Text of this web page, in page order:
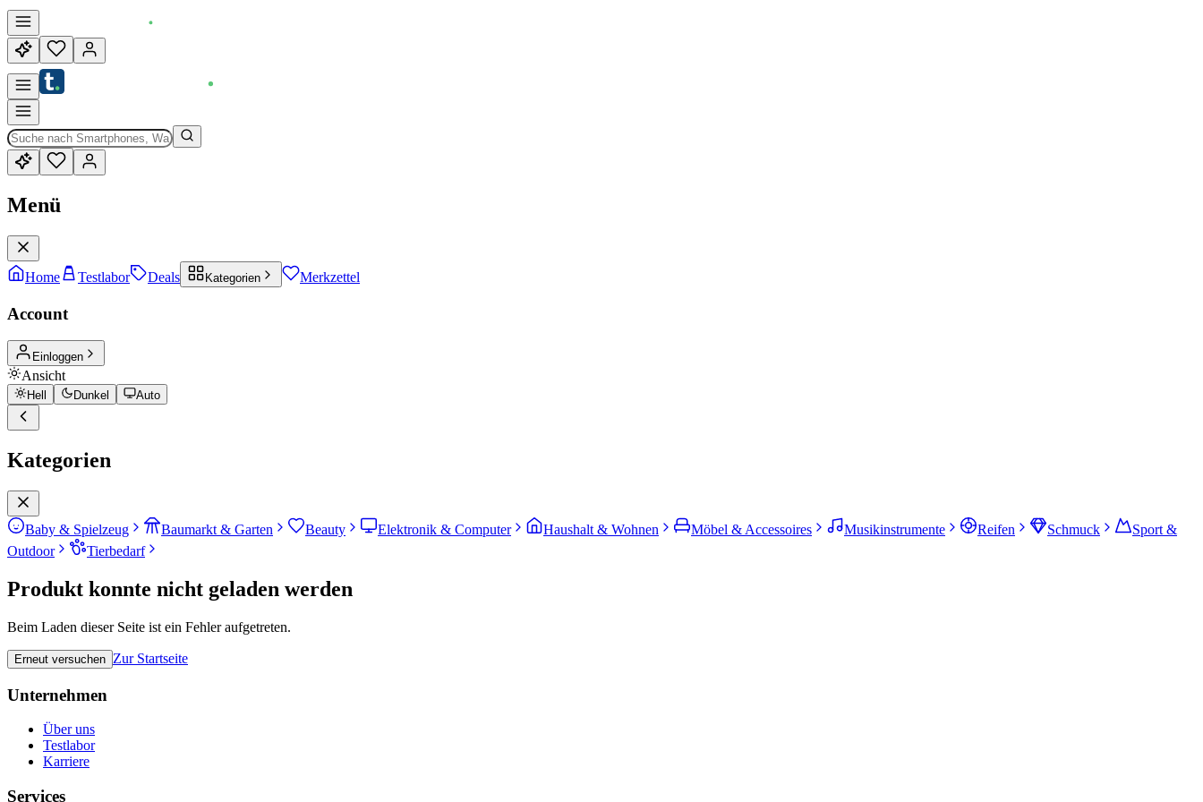
Menü
Home Testlabor Deals Kategorien Merkzettel
Account
Einloggen
Ansicht
Hell Dunkel Auto
Kategorien
Baby & Spielzeug Baumarkt & Garten Beauty Elektronik & Computer Haushalt & Wohnen Möbel & Accessoires Musikinstrumente Reifen Schmuck
Sport &
Outdoor
Tierbedarf
Produkt konnte nicht geladen werden
Beim Laden dieser Seite ist ein Fehler aufgetreten.
Erneut versuchen Zur Startseite
Unternehmen
Über uns
Testlabor
Karriere
Services